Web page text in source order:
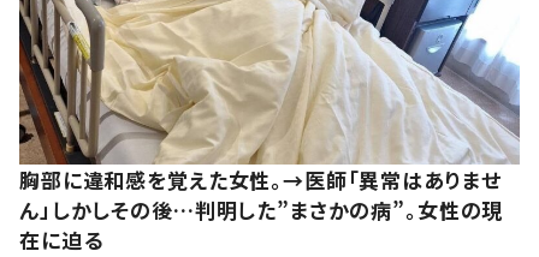
胸部に違和感を覚えた女性。→医師「異常はありませ
ん」しかしその後…判明した”まさかの病”。女性の現
在に迫る